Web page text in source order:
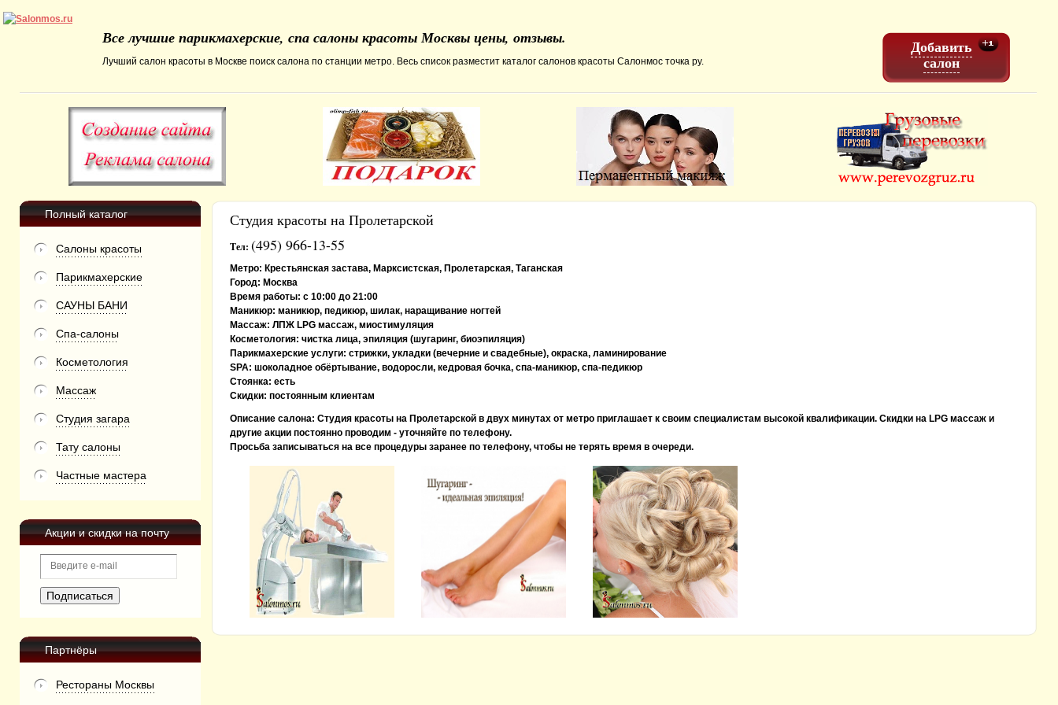
Добавить
салон
Все лучшие парикмахерские, спа салоны красоты Москвы цены, отзывы.
Лучший салон красоты в Москве поиск салона по станции метро. Весь список разместит каталог салонов красоты Салонмос точка ру.
Полный каталог
Салоны красоты
Парикмахерские
САУНЫ БАНИ
Спа-салоны
Косметология
Массаж
Студия загара
Тату салоны
Частные мастера
Акции и скидки на почту
Партнёры
Рестораны Москвы
Студия красоты на Пролетарской
Тел: (495) 966-13-55
Метро: Крестьянская застава, Марксистская, Пролетарская, Таганская
Город: Москва
Время работы: с 10:00 до 21:00
Маникюр: маникюр, педикюр, шилак, наращивание ногтей
Массаж: ЛПЖ LPG массаж, миостимуляция
Косметология: чистка лица, эпиляция (шугаринг, биоэпиляция)
Парикмахерские услуги: стрижки, укладки (вечерние и свадебные), окраска, ламинирование
SPA: шоколадное обёртывание, водоросли, кедровая бочка, спа-маникюр, спа-педикюр
Стоянка: есть
Скидки: постоянным клиентам
Описание салона: Студия красоты на Пролетарской в двух минутах от метро приглашает к своим специалистам высокой квалификации. Скидки на LPG массаж и
другие акции постоянно проводим - уточняйте по телефону.
Просьба записываться на все процедуры заранее по телефону, чтобы не терять время в очереди.